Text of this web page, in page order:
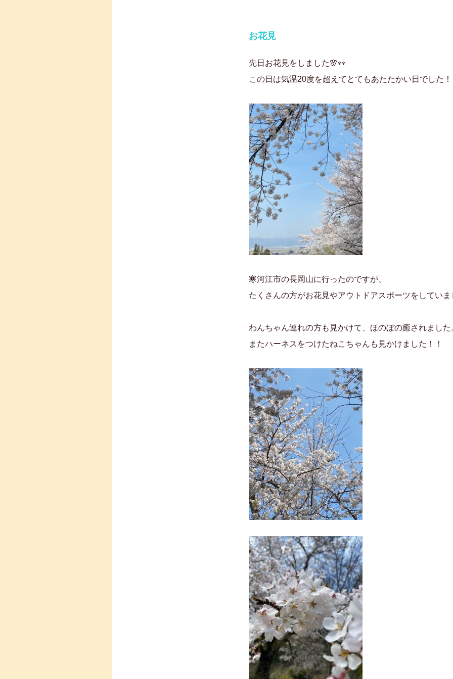
お花見
先日お花見をしました🌸👀
この日は気温20度を超えてとてもあたたかい日でした！
寒河江市の長岡山に行ったのですが、
たくさんの方がお花見やアウトドアスポーツをしていま
わんちゃん連れの方も見かけて、ほのぼの癒されました
またハーネスをつけたねこちゃんも見かけました！！